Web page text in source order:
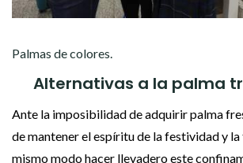
Palmas de colores.
Alternativas a la palma
Ante la imposibilidad de adquirir palma
de mantener el espíritu de la festividad y
mismo modo hacer llevadero este